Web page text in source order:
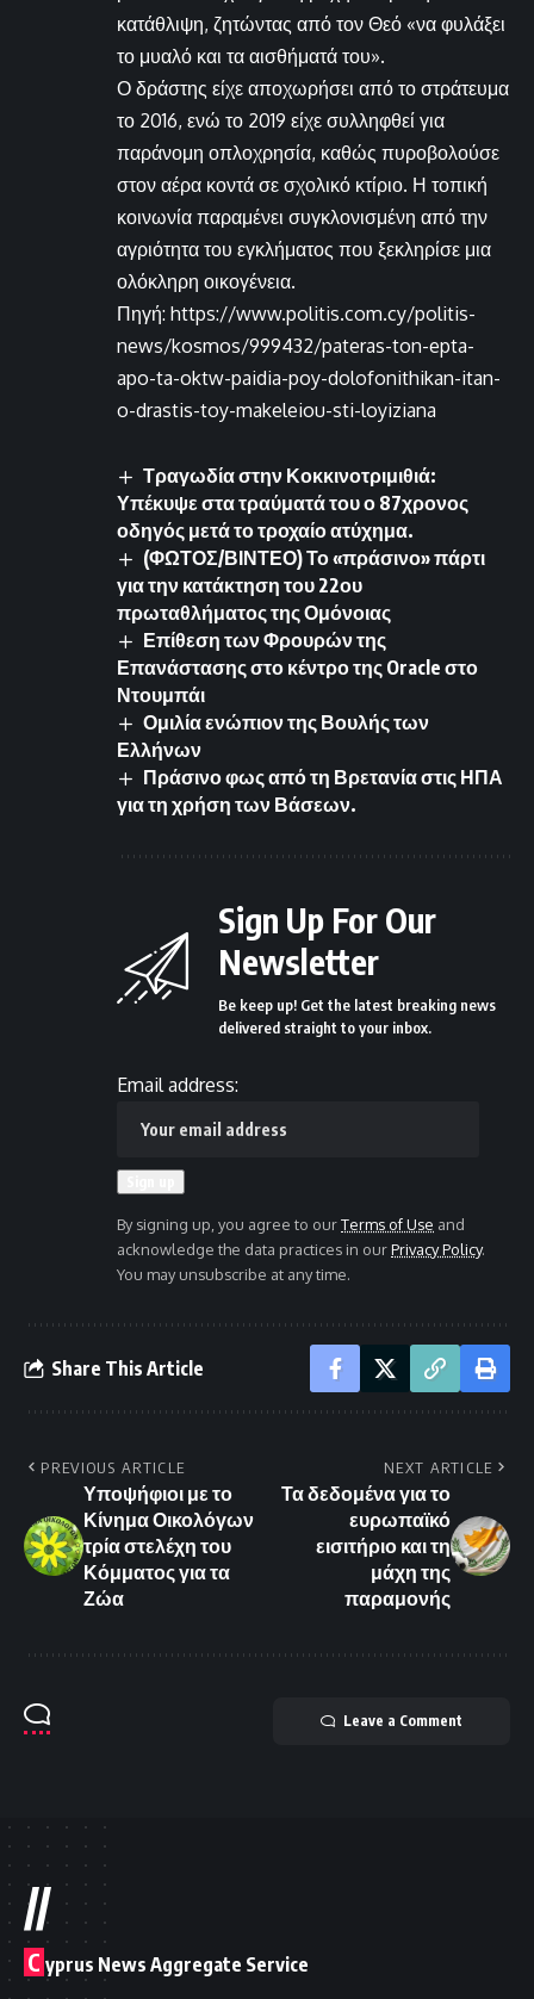
κατάθλιψη, ζητώντας από τον Θεό «να φυλάξει
το μυαλό και τα αισθήματά του».
Ο δράστης είχε αποχωρήσει από το στράτευμα
το 2016, ενώ το 2019 είχε συλληφθεί για
παράνομη οπλοχρησία, καθώς πυροβολούσε
στον αέρα κοντά σε σχολικό κτίριο. Η τοπική
κοινωνία παραμένει συγκλονισμένη από την
αγριότητα του εγκλήματος που ξεκληρίσε μια
ολόκληρη οικογένεια.
Πηγή: https://www.politis.com.cy/politis-
news/kosmos/999432/pateras-ton-epta-
apo-ta-oktw-paidia-poy-dolofonithikan-itan-
o-drastis-toy-makeleiou-sti-loyiziana
Τραγωδία στην Κοκκινοτριμιθιά:
Υπέκυψε στα τραύματά του ο 87χρονος
οδηγός μετά το τροχαίο ατύχημα.
(ΦΩΤΟΣ/ΒΙΝΤΕΟ) Το «πράσινο» πάρτι
για την κατάκτηση του 22ου
πρωταθλήματος της Ομόνοιας
Επίθεση των Φρουρών της
Επανάστασης στο κέντρο της Oracle στο
Ντουμπάι
Ομιλία ενώπιον της Βουλής των
Ελλήνων
Πράσινο φως από τη Βρετανία στις ΗΠΑ
για τη χρήση των Βάσεων.
Sign Up For Our
Newsletter
Be keep up! Get the latest breaking news
delivered straight to your inbox.
Email address:
By signing up, you agree to ourTerms of Use and
acknowledge the data practices in ourPrivacy Policy.
You may unsubscribe at any time.
Share This Article
PREVIOUS ARTICLE
Υποψήφιοι με το
Κίνημα Οικολόγων
τρία στελέχη του
Κόμματος για τα
Ζώα
NEXT ARTICLE
Τα δεδομένα για το
ευρωπαϊκό
εισιτήριο και τη
μάχη της
παραμονής
Leave a Comment
//
C yprus News Aggregate Service